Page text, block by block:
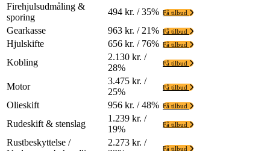
Firehjulsudmåling &
sporing
494 kr. / 35% Få tilbud
Gearkasse 963 kr. / 21% Få tilbud
Hjulskifte 656 kr. / 76% Få tilbud
Kobling
2.130 kr. /
28%
Få tilbud
Motor
3.475 kr. /
25%
Få tilbud
Olieskift 956 kr. / 48% Få tilbud
Rudeskift & stenslag
1.239 kr. /
19%
Få tilbud
Rustbeskyttelse /
2.273 kr. /
Få tilbud